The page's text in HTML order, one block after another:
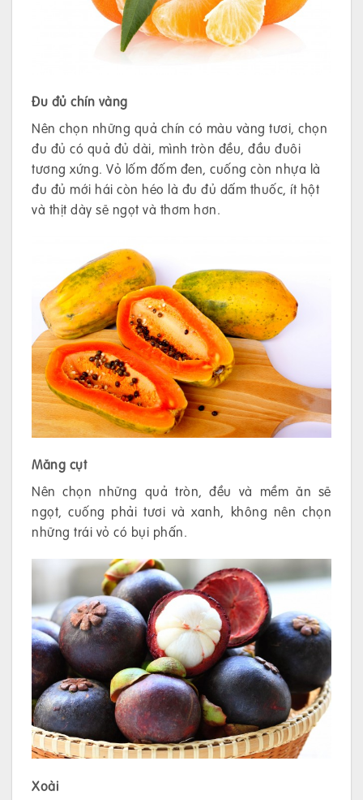
Đu đủ chín vàng
Nên chọn những quả chín có màu vàng tươi, chọn
đu đủ có quả đủ dài, mình tròn đều, đầu đuôi
tương xứng. Vỏ lốm đốm đen, cuống còn nhựa là
đu đủ mới hái còn héo là đu đủ dấm thuốc, ít hột
và thịt dày sẽ ngọt và thơm hơn.
Măng cụt
Nên chọn những quả tròn, đều và mềm ăn sẽ
ngọt, cuống phải tươi và xanh, không nên chọn
những trái vỏ có bụi phấn.
Xoài